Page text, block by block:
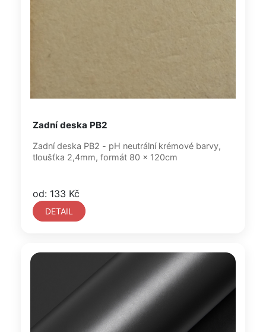
Zadní deska PB2
Zadní deska PB2 - pH neutrální krémové barvy,
tloušťka 2,4mm, formát 80 x 120cm
od: 133 Kč
DETAIL